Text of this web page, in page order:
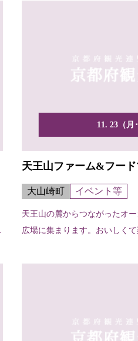
11. 23（月
天王山ファーム&フード
大山崎町 イベント等
天王山の麓からつながったオ
広場に集まります。おいしく